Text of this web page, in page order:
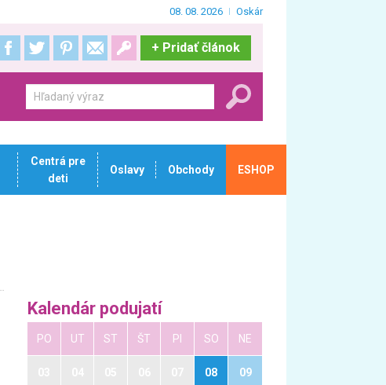
08. 08. 2026 Oskár
+ Pridať článok
Centrá pre
deti
Oslavy Obchody ESHOP
Kalendár podujatí
PO UT ST ŠT PI SO NE
08 09